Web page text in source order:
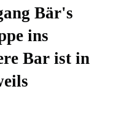
Bär's
ins
Bar ist in